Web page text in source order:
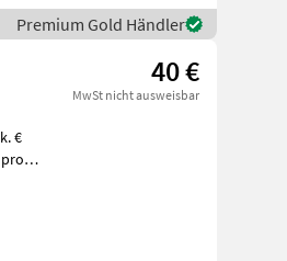
Premium Gold Händler
40 €
MwSt nicht ausweisbar